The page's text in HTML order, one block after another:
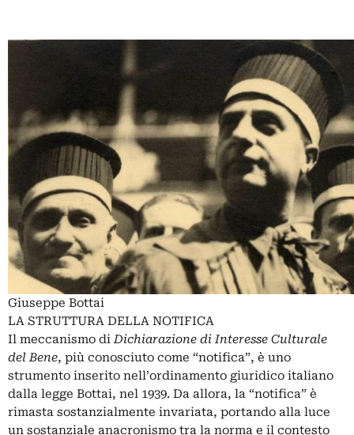
Giuseppe Bottai
LA STRUTTURA DELLA NOTIFICA
Il meccanismo diDichiarazione di Interesse Culturale
del Bene, più conosciuto come “notifica”, è uno
strumento inserito nell’ordinamento giuridico italiano
dalla legge Bottai, nel 1939. Da allora, la “notifica” è
rimasta sostanzialmente invariata, portando alla luce
un sostanziale anacronismo tra la norma e il contesto